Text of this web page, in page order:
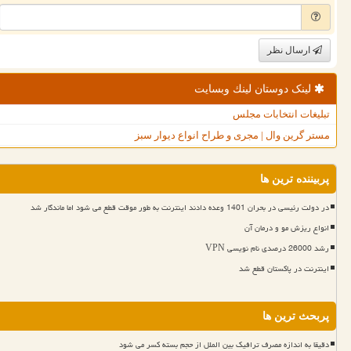
ارسال نظر
لینک دوستان لینك وبسایت
تبلیغات انتخابات مجلس
مستر گرین وال | مجری و طراح انواع دیوار سبز
پربیننده ترین ها
در دولت رئیسی در بحران 1401 وعده دادند اینترنت به طور موقت قطع می شود اما ماندگار شد
انواع ریزش مو و درمان آن
رشد 26000 درصدی نام نویسی VPN
اینترنت در پاکستان قطع شد
پربحث ترین ها
دقیقا به اندازه مصرف ترافیک بین الملل از حجم بسته کسر می شود